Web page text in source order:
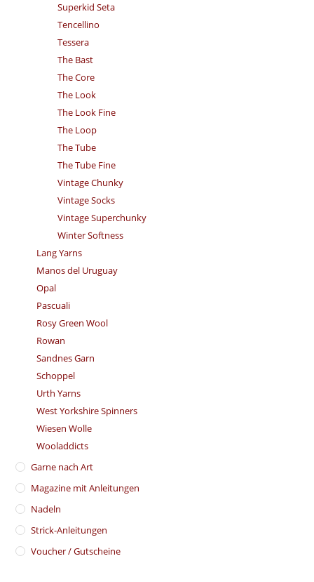
Superkid Seta
Tencellino
Tessera
The Bast
The Core
The Look
The Look Fine
The Loop
The Tube
The Tube Fine
Vintage Chunky
Vintage Socks
Vintage Superchunky
Winter Softness
Lang Yarns
Manos del Uruguay
Opal
Pascuali
Rosy Green Wool
Rowan
Sandnes Garn
Schoppel
Urth Yarns
West Yorkshire Spinners
Wiesen Wolle
Wooladdicts
Garne nach Art
Magazine mit Anleitungen
Nadeln
Strick-Anleitungen
Voucher / Gutscheine